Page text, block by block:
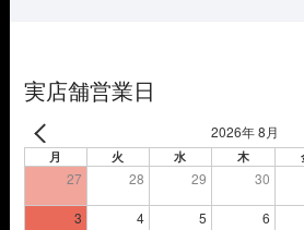
実店舗営業日
2026年 8月
月 火 水 木
27 28 29 30
3 4 5 6